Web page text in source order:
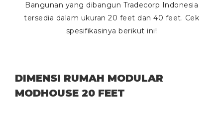
Bangunan yang dibangun Tradecorp Indonesia
tersedia dalam ukuran 20 feet dan 40 feet. Cek
spesifikasinya berikut ini!
DIMENSI RUMAH MODULAR
MODHOUSE 20 FEET